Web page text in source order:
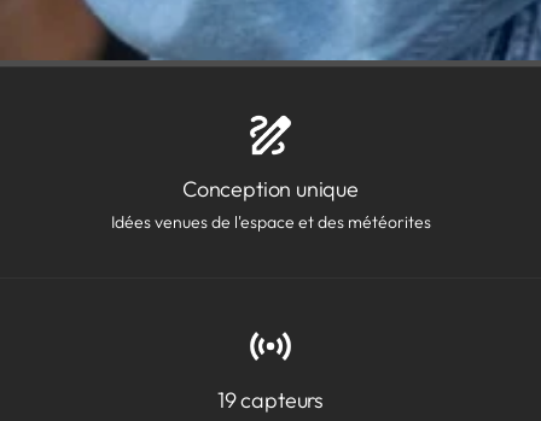
Conception unique
Idées venues de l'espace et des météorites
19 capteurs